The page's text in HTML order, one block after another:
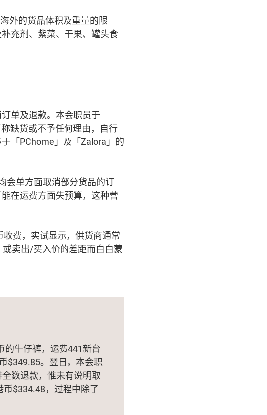
外的货品体积及重量的限
充剂、紫菜、干果、罐头食
单及退款。本会职员于
缺货或不予任何理由，自行
「PChome」及「Zalora」的
会单方面取消部分货品的订
在运费方面失预算，这种营
费，实试显示，供货商通常
卖出/买入价的差距而白白蒙
的牛仔裤，运费441新台
$349.85。翌日，本会职
数退款，惟未有说明取
$334.48，过程中除了